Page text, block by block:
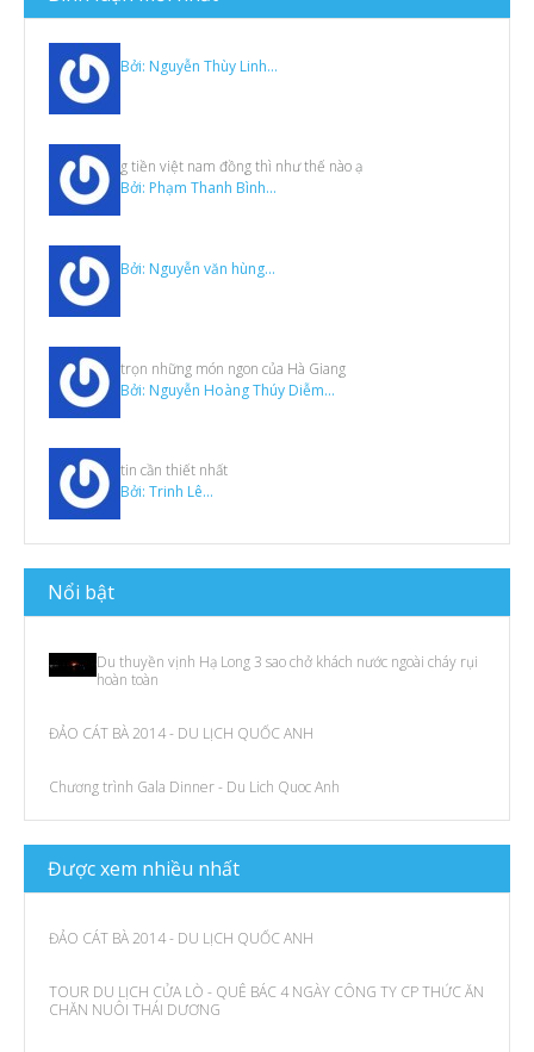
Bởi: Nguyễn Thùy Linh...
g tiền việt nam đồng thì như thế nào ạ
Bởi: Phạm Thanh Bình...
Bởi: Nguyễn văn hùng...
trọn những món ngon của Hà Giang
Bởi: Nguyễn Hoàng Thúy Diễm...
tin cần thiết nhất
Bởi: Trinh Lê...
Nổi bật
Du thuyền vịnh Hạ Long 3 sao chở khách nước ngoài cháy rụi
hoàn toàn
ĐẢO CÁT BÀ 2014 - DU LỊCH QUỐC ANH
Chương trình Gala Dinner - Du Lich Quoc Anh
Đượcxem nhiều nhất
ĐẢO CÁT BÀ 2014 - DU LỊCH QUỐC ANH
TOUR DU LỊCH CỬA LÒ - QUÊ BÁC 4 NGÀY CÔNG TY CP THỨC ĂN
CHĂN NUÔI THÁI DƯƠNG